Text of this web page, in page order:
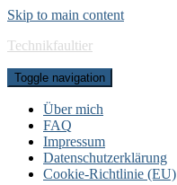
Skip to main content
Technikfaultier
Toggle navigation
Über mich
FAQ
Impressum
Datenschutzerklärung
Cookie-Richtlinie (EU)